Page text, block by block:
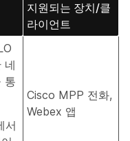
지원되는 장치/클
라이언트
네
통
서
Cisco MPP 전화,
Webex 앱